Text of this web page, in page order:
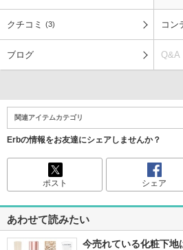
クチコミ (3) コン
ブログ Q&A
関連アイテムカテゴリ
Erbの情報をお友達にシェアしませんか？
ポスト シェア
あわせて読みたい
今売れている化粧下地